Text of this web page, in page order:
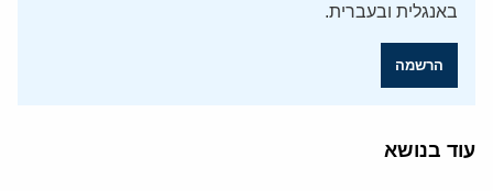
באנגלית ובעברית.
הרשמה
עוד בנושא